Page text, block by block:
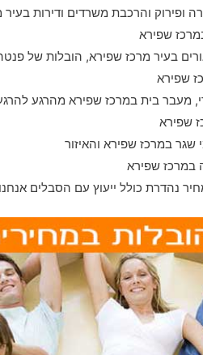
ופירוק והרכבת משרדים ודירות
שפירא
בעיר מרכז שפירא, הובלות של
שפירא
שפירא
שגר במרכז שפירא והאיזור
במרכז שפירא
נהדרת כולל ייעוץ עם הסבלים